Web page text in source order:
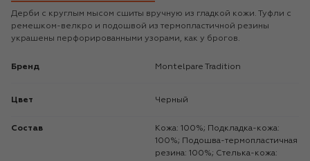
Дерби с круглым мысом сшиты вручную из гладкой кожи. Туфли с
ремешком-велкро и подошвой из термопластичной резины
украшены перфорированными узорами, как у брогов.
Бренд Montelpare Tradition
Цвет Черный
Состав
Кожа: 100%; Подкладка-кожа:
100%; Подошва-термопластичная
резина: 100%; Стелька-кожа: